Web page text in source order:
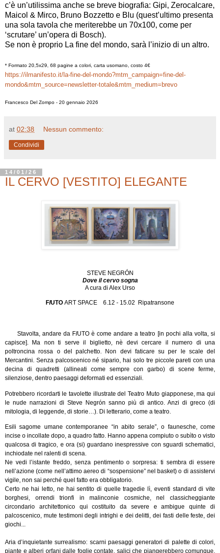
c’è un’utilissima anche se breve biografia: Gipi, Zerocalcare,
Maicol & Mirco, Bruno Bozzetto e Blu (quest’ultimo presenta
una sola tavola che meriterebbe un 70x100, come per
‘scrutare’ un’opera di Bosch).
Se non è proprio La fine del mondo, sarà l’inizio di un altro.
* Formato 20,5x29, 68 pagine a colori, carta usomano, costo 4€
https://ilmanifesto.it/la-fine-del-mondo?mtm_campaign=fine-del-
mondo&mtm_source=newsletter-totale&mtm_medium=brevo
Francesco Del Zompo - 20 gennaio 2026
at 02:38 Nessun commento:
Condividi
14/01/26
IL CERVO [VESTITO] ELEGANTE
STEVE NEGRÓN
Dove il cervo sogna
A cura di Alex Urso
FIUTO ART SPACE 6.12 - 15.02 Ripatransone
Stavolta, andare da FIUTO è come andare a teatro [in pochi alla volta, si
capisce]. Ma non ti serve il biglietto, nè devi cercare il numero di una
poltroncina rossa o del palchetto. Non devi faticare su per le scale del
Mercantini. Senza palcoscenico né sipario, hai solo tre piccole pareti con una
decina di quadretti (allineati come sempre con garbo) di scene ferme,
silenziose, dentro paesaggi deformati ed essenziali.
Potrebbero ricordarti le tavolette illustrate del Teatro Muto giapponese, ma qui
le nude narrazioni di Steve Negrón sanno più di antico. Anzi di greco (di
mitologia, di leggende, di storie…). Di letterario, come a teatro.
Esili sagome umane contemporanee “in abito serale”, o faunesche, come
incise o incollate dopo, a quadro fatto. Hanno appena compiuto o subìto o visto
qualcosa di tragico, e ora (si) guardano inespressive con sguardi schematici,
inchiodate nel ralenti di scena.
Ne vedi l’istante freddo, senza pentimento o sorpresa: ti sembra di essere
nell’azione (come nell’attimo aereo di “sospensione” nel basket) o di assistervi
vigile, non sai perché quel fatto era obbligatorio.
Certo ne hai letto, ne hai sentito di quelle tragedie lì, eventi standard di vite
borghesi, orrendi trionfi in malinconie cosmiche, nel classicheggiante
circondario architettonico qui costituito da severe e ambigue quinte di
palcoscenico, mute testimoni degli intrighi e dei delitti, dei fasti delle feste, dei
giochi...
Aria d’inquietante surrealismo: scarni paesaggi generatori di palette di colori,
piante e alberi orfani dalle foglie contate, salici che piangerebbero comunque,